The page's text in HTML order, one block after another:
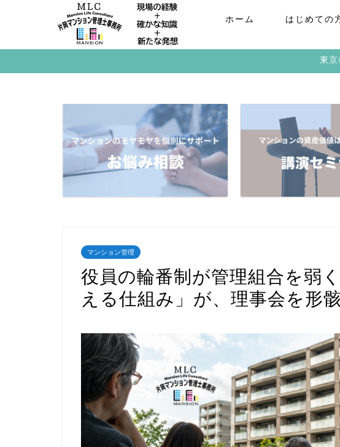
ホーム はじめての
東
マンション管理
役員の輪番制が管理組合を弱
える仕組み」が、理事会を形